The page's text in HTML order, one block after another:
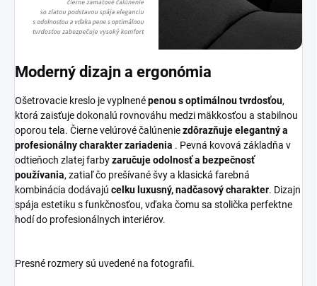
Moderný dizajn a ergonómia
Ošetrovacie kreslo je vyplnenépenou s optimálnou tvrdosťou,
ktorá zaisťuje dokonalú rovnováhu medzi mäkkosťou a stabilnou
oporou tela. Čierne velúrové čalúneniezdôrazňuje elegantný a
profesionálny charakter zariadenia . Pevná kovová základňa v
odtieňoch zlatej farbyzaručuje odolnosť a bezpečnosť
používania, zatiaľ čo prešívané švy a klasická farebná
kombinácia dodávajú celku luxusný, nadčasový charakter. Dizajn
spája estetiku s funkčnosťou, vďaka čomu sa stolička perfektne
hodí do profesionálnych interiérov.
Presné rozmery sú uvedené na fotografii.